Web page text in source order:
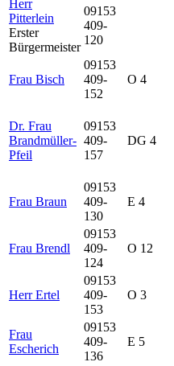
Herr
Pitterlein
Erster
Bürgermeister
09153
409-
120
Frau Bisch
09153
409-
152
O 4
Dr. Frau
Brandmüller-
Pfeil
09153
409-
157
DG 4
Frau Braun
09153
409-
130
E 4
Frau Brendl
09153
409-
124
O 12
Herr Ertel
09153
409-
153
O 3
Frau
Escherich
09153
409-
136
E 5